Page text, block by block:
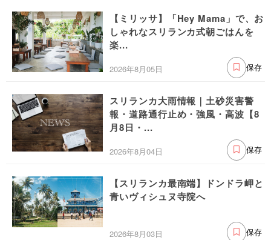
【ミリッサ】「Hey Mama」で、お
しゃれなスリランカ式朝ごはんを
楽...
2026年8月05日 保存
スリランカ大雨情報｜土砂災害警
報・道路通行止め・強風・高波【8
月8日・...
2026年8月04日 保存
【スリランカ最南端】ドンドラ岬と
青いヴィシュヌ寺院へ
2026年8月03日 保存